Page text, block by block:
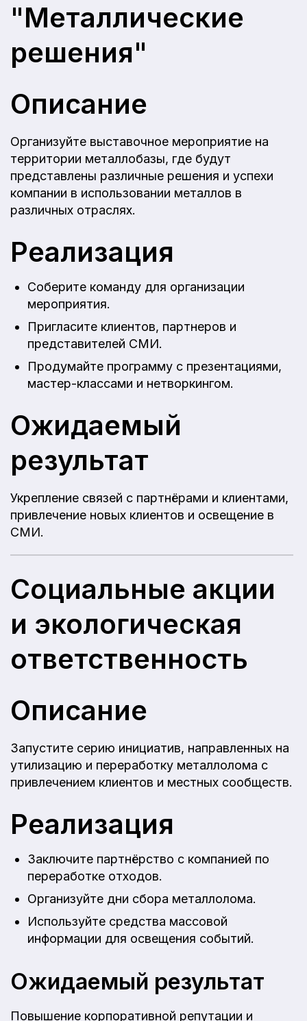
"Металлические
решения"
Описание
Организуйте выставочное мероприятие на
территории металлобазы, где будут
представлены различные решения и успехи
компании в использовании металлов в
различных отраслях.
Реализация
Соберите команду для организации
мероприятия.
Пригласите клиентов, партнеров и
представителей СМИ.
Продумайте программу с презентациями,
мастер-классами и нетворкингом.
Ожидаемый
результат
Укрепление связей с партнёрами и клиентами,
привлечение новых клиентов и освещение в
СМИ.
Социальные акции
и экологическая
ответственность
Описание
Запустите серию инициатив, направленных на
утилизацию и переработку металлолома с
привлечением клиентов и местных сообществ.
Реализация
Заключите партнёрство с компанией по
переработке отходов.
Организуйте дни сбора металлолома.
Используйте средства массовой
информации для освещения событий.
Ожидаемый результат
Повышение корпоративной репутации и